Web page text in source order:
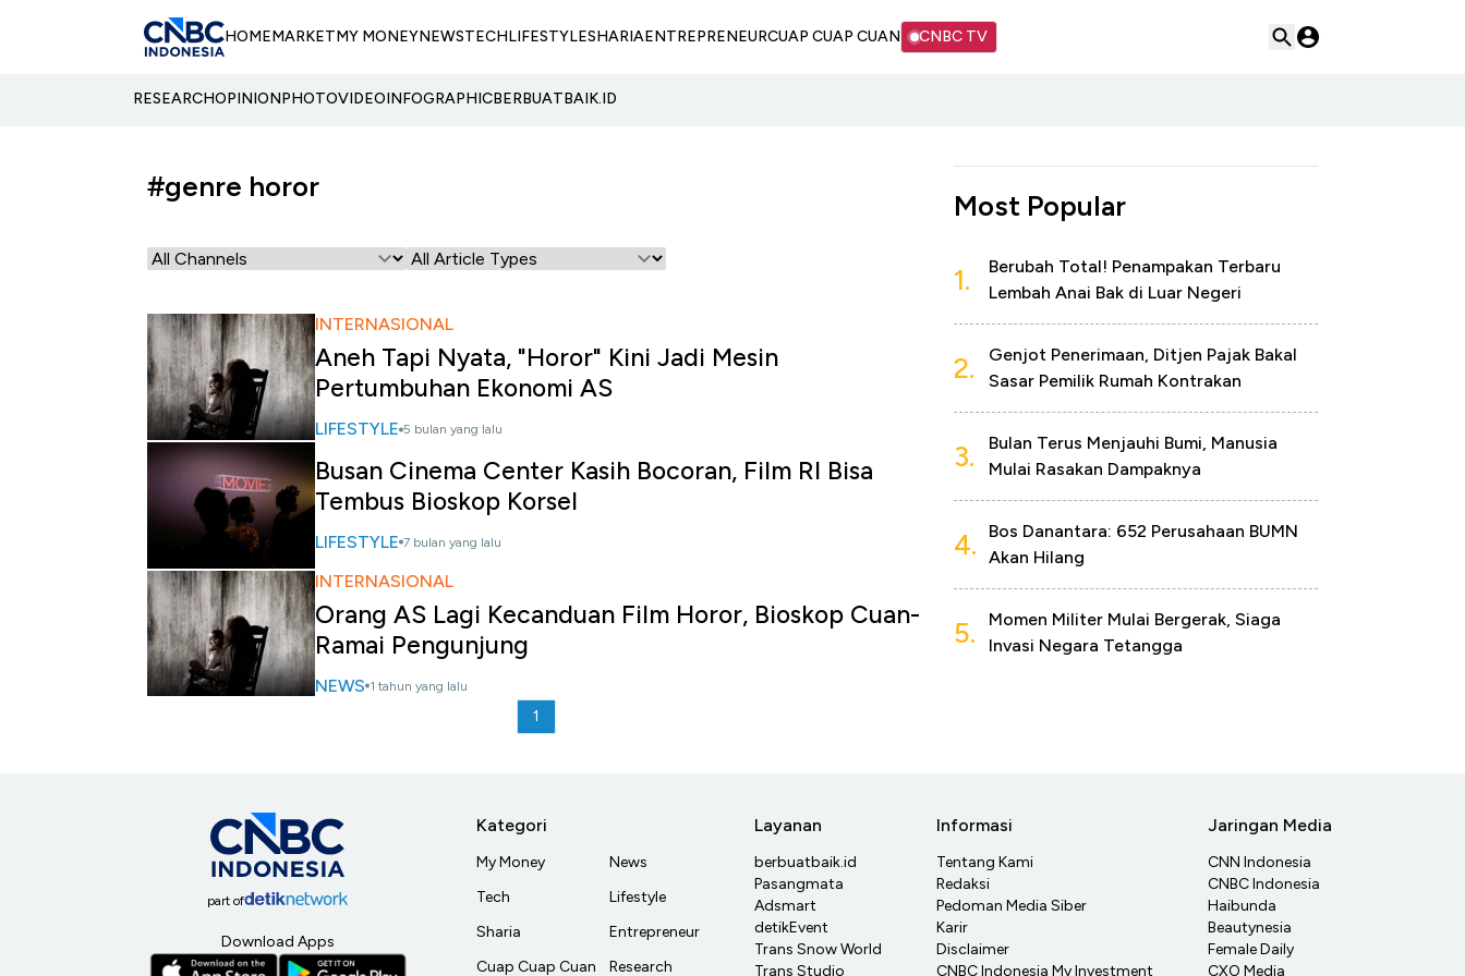
HOMEMARKETMY MONEYNEWSTECHLIFESTYLESHARIAENTREPRENEURCUAP CUAP CUAN CNBC TV
RESEARCHOPINIONPHOTOVIDEOINFOGRAPHICBERBUATBAIK.ID
#genre horor
INTERNASIONAL
Aneh Tapi Nyata, "Horor" Kini Jadi Mesin
Pertumbuhan Ekonomi AS
LIFESTYLE 5 bulan yang lalu
Busan Cinema Center Kasih Bocoran, Film RI Bisa
Tembus Bioskop Korsel
LIFESTYLE 7 bulan yang lalu
INTERNASIONAL
Orang AS Lagi Kecanduan Film Horor, Bioskop Cuan-
Ramai Pengunjung
NEWS 1 tahun yang lalu
1
Most Popular
1.
Berubah Total! Penampakan Terbaru
Lembah Anai Bak di Luar Negeri
2.
Genjot Penerimaan, Ditjen Pajak Bakal
Sasar Pemilik Rumah Kontrakan
3.
Bulan Terus Menjauhi Bumi, Manusia
Mulai Rasakan Dampaknya
4.
Bos Danantara: 652 Perusahaan BUMN
Akan Hilang
5.
Momen Militer Mulai Bergerak, Siaga
Invasi Negara Tetangga
part of
Download Apps
Kategori
My Money
Tech
Sharia
Cuap Cuap Cuan
News
Lifestyle
Entrepreneur
Research
Layanan
berbuatbaik.id
Pasangmata
Adsmart
detikEvent
Trans Snow World
Trans Studio
Informasi
Tentang Kami
Redaksi
Pedoman Media Siber
Karir
Disclaimer
CNBC Indonesia My Investment
Jaringan Media
CNN Indonesia
CNBC Indonesia
Haibunda
Beautynesia
Female Daily
CXO Media